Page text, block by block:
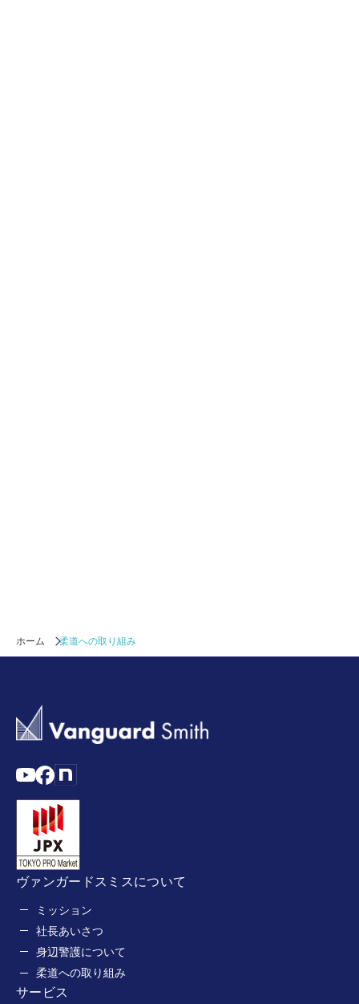
ホーム 柔道への取り組み
ヴァンガードスミスについて
ミッション
社長あいさつ
身辺警護について
柔道への取り組み
サービス